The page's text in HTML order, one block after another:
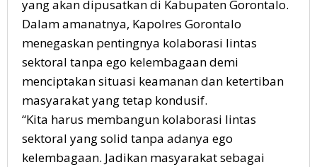
yang akan dipusatkan di Kabupaten Gorontalo.
Dalam amanatnya, Kapolres Gorontalo
menegaskan pentingnya kolaborasi lintas
sektoral tanpa ego kelembagaan demi
menciptakan situasi keamanan dan ketertiban
masyarakat yang tetap kondusif.
“Kita harus membangun kolaborasi lintas
sektoral yang solid tanpa adanya ego
kelembagaan. Jadikan masyarakat sebagai